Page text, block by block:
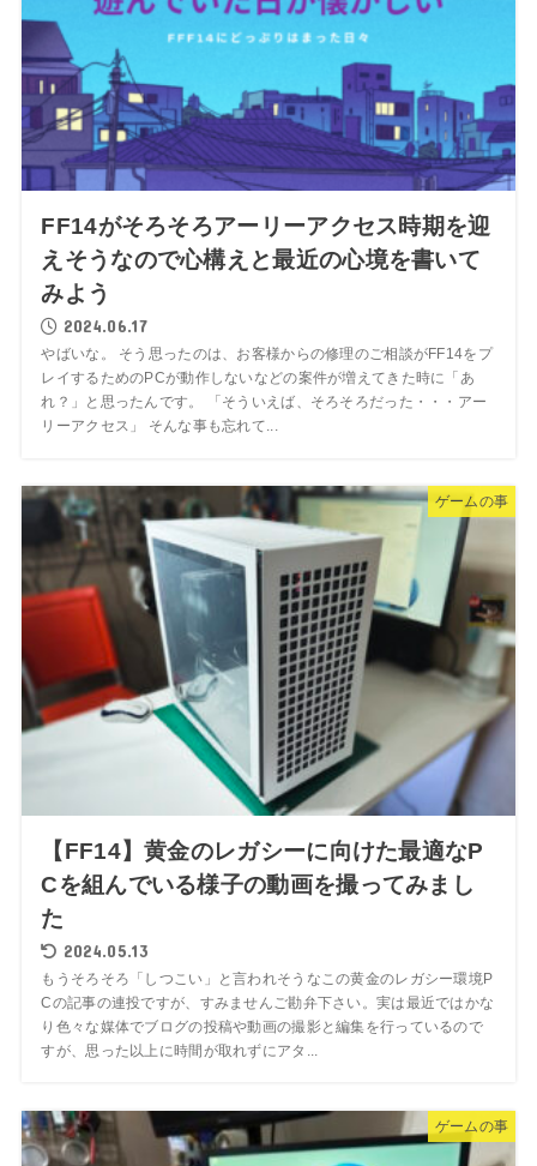
FF14がそろそろアーリーアクセス時期を迎
えそうなので心構えと最近の心境を書いて
みよう
2024.06.17
やばいな。 そう思ったのは、お客様からの修理のご相談がFF14をプ
レイするためのPCが動作しないなどの案件が増えてきた時に「あ
れ？」と思ったんです。 「そういえば、そろそろだった・・・アー
リーアクセス」 そんな事も忘れて...
ゲームの事
【FF14】黄金のレガシーに向けた最適なP
Cを組んでいる様子の動画を撮ってみまし
た
2024.05.13
もうそろそろ「しつこい」と言われそうなこの黄金のレガシー環境P
Cの記事の連投ですが、すみませんご勘弁下さい。実は最近ではかな
り色々な媒体でブログの投稿や動画の撮影と編集を行っているので
すが、思った以上に時間が取れずにアタ...
ゲームの事